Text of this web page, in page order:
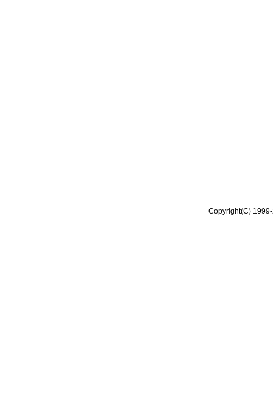
Copyright(C)